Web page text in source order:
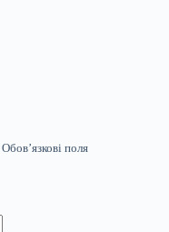
Обов’язкові поля